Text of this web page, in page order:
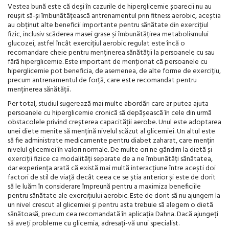
Vestea bună este că deși în cazurile de hiperglicemie șoarecii nu au
reușit să-și îmbunătățească antrenamentul prin fitness aerobic, aceștia
au obținut alte beneficii importante pentru sănătate din exercițiul
fizic, inclusiv scăderea masei grase și îmbunătățirea metabolismului
glucozei, astfel încât exercițiul aerobic regulat este încă o
recomandare cheie pentru menținerea sănătății la persoanele cu sau
fără hiperglicemie. Este important de menționat că persoanele cu
hiperglicemie pot beneficia, de asemenea, de alte forme de exercițiu,
precum antrenamentul de forță, care este recomandat pentru
menținerea sănătății.
Per total, studiul sugerează mai multe abordări care ar putea ajuta
persoanele cu hiperglicemie cronică să depășească în cele din urmă
obstacolele privind creșterea capacității aerobe. Unul este adoptarea
unei diete menite să mențină nivelul scăzut al glicemiei. Un altul este
să fie administrate medicamente pentru diabet zaharat, care mențin
nivelul glicemiei în valori normale. De multe ori ne gândim la dietă și
exerciții fizice ca modalități separate de a ne îmbunătăți sănătatea,
dar experiența arată că există mai multă interacțiune între acești doi
factori de stil de viață decât ceea ce se știa anterior și este de dorit
să le luăm în considerare împreună pentru a maximiza beneficiile
pentru sănătate ale exercițiului aerobic. Este de dorit să nu ajungem la
un nivel crescut al glicemiei și pentru asta trebuie să alegem o dietă
sănătoasă, precum cea recomandată în aplicația Dahna. Dacă ajungeți
să aveți probleme cu glicemia, adresați-vă unui specialist.